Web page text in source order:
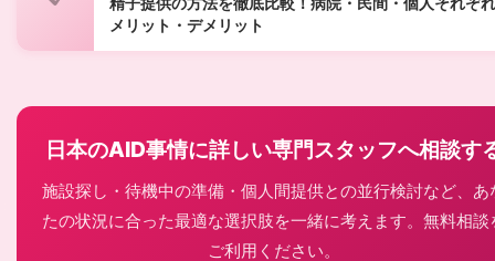
精子提供の方法を徹底比較！病院・民間・個人それぞ
メリット・デメリット
日本のAID事情に詳しい専門スタッフへ相談す
施設探し・待機中の準備・個人間提供との並行検討など、あ
たの状況に合った最適な選択肢を一緒に考えます。無料相談
ご利用ください。